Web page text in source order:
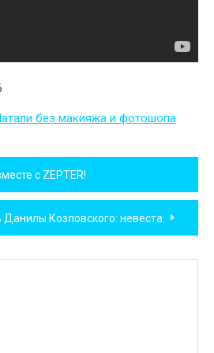
без макияжа и фотошопа
с ZEPTER!
Козловского: невеста